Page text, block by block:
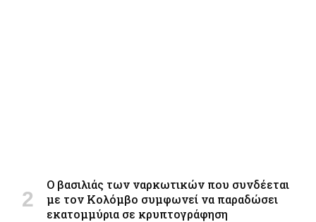
Ο βασιλιάς των ναρκωτικών που συνδέεται
με τον Κολόμβο συμφωνεί να παραδώσει
εκατομμύρια σε κρυπτογράφηση